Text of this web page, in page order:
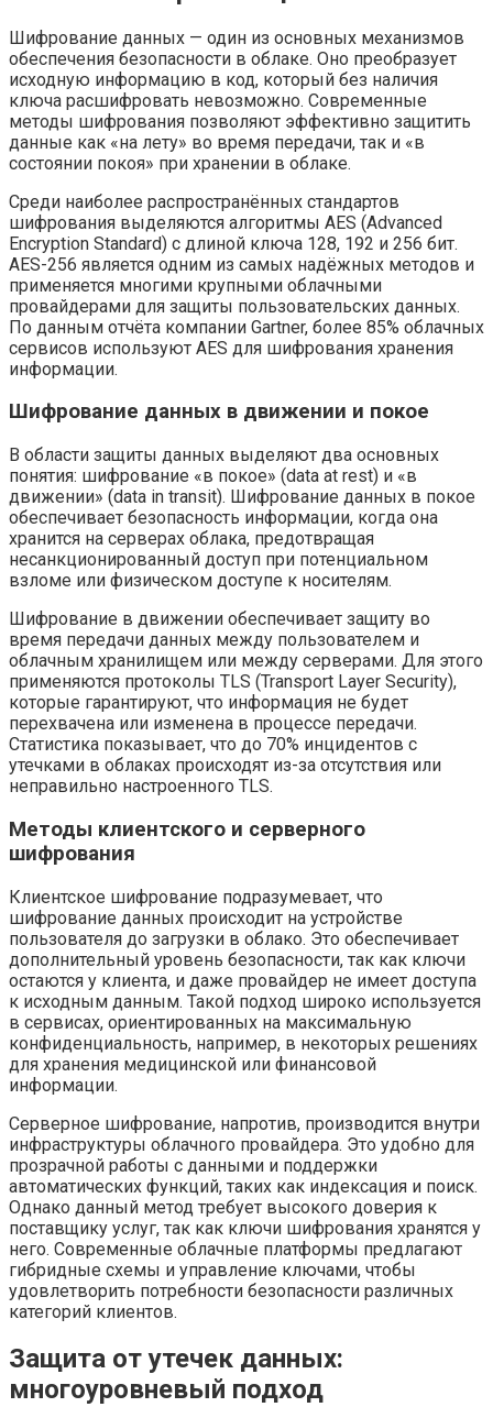
Шифрование данных — один из основных механизмов
обеспечения безопасности в облаке. Оно преобразует
исходную информацию в код, который без наличия
ключа расшифровать невозможно. Современные
методы шифрования позволяют эффективно защитить
данные как «на лету» во время передачи, так и «в
состоянии покоя» при хранении в облаке.
Среди наиболее распространённых стандартов
шифрования выделяются алгоритмы AES (Advanced
Encryption Standard) с длиной ключа 128, 192 и 256 бит.
AES-256 является одним из самых надёжных методов и
применяется многими крупными облачными
провайдерами для защиты пользовательских данных.
По данным отчёта компании Gartner, более 85% облачных
сервисов используют AES для шифрования хранения
информации.
Шифрование данных в движении и покое
В области защиты данных выделяют два основных
понятия: шифрование «в покое» (data at rest) и «в
движении» (data in transit). Шифрование данных в покое
обеспечивает безопасность информации, когда она
хранится на серверах облака, предотвращая
несанкционированный доступ при потенциальном
взломе или физическом доступе к носителям.
Шифрование в движении обеспечивает защиту во
время передачи данных между пользователем и
облачным хранилищем или между серверами. Для этого
применяются протоколы TLS (Transport Layer Security),
которые гарантируют, что информация не будет
перехвачена или изменена в процессе передачи.
Статистика показывает, что до 70% инцидентов с
утечками в облаках происходят из-за отсутствия или
неправильно настроенного TLS.
Методы клиентского и серверного
шифрования
Клиентское шифрование подразумевает, что
шифрование данных происходит на устройстве
пользователя до загрузки в облако. Это обеспечивает
дополнительный уровень безопасности, так как ключи
остаются у клиента, и даже провайдер не имеет доступа
к исходным данным. Такой подход широко используется
в сервисах, ориентированных на максимальную
конфиденциальность, например, в некоторых решениях
для хранения медицинской или финансовой
информации.
Серверное шифрование, напротив, производится внутри
инфраструктуры облачного провайдера. Это удобно для
прозрачной работы с данными и поддержки
автоматических функций, таких как индексация и поиск.
Однако данный метод требует высокого доверия к
поставщику услуг, так как ключи шифрования хранятся у
него. Современные облачные платформы предлагают
гибридные схемы и управление ключами, чтобы
удовлетворить потребности безопасности различных
категорий клиентов.
Защита от утечек данных:
многоуровневый подход